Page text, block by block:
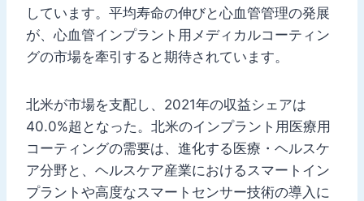
しています。平均寿命の伸びと心血管管理の発展
が、心血管インプラント用メディカルコーティン
グの市場を牽引すると期待されています。
北米が市場を支配し、2021年の収益シェアは
40.0%超となった。北米のインプラント用医療用
コーティングの需要は、進化する医療・ヘルスケ
ア分野と、ヘルスケア産業におけるスマートイン
プラントや高度なスマートセンサー技術の導入に